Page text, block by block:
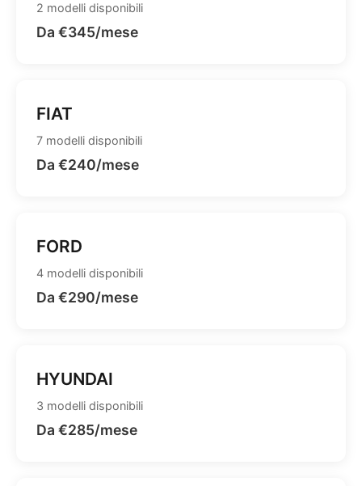
2 modelli disponibili
Da €345/mese
FIAT
7 modelli disponibili
Da €240/mese
FORD
4 modelli disponibili
Da €290/mese
HYUNDAI
3 modelli disponibili
Da €285/mese